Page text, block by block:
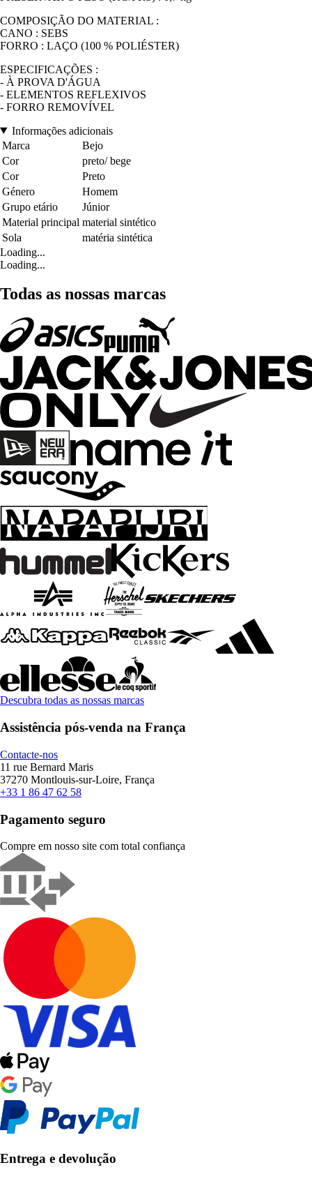
COMPOSIÇÃO DO MATERIAL :
CANO : SEBS
FORRO : LAÇO (100 % POLIÉSTER)
ESPECIFICAÇÕES :
- À PROVA D'ÁGUA
- ELEMENTOS REFLEXIVOS
- FORRO REMOVÍVEL
Informações adicionais
Marca
Bejo
Cor
preto/ bege
Cor
Preto
Género
Homem
Grupo etário
Júnior
Material principal material sintético
Sola
matéria sintética
Loading...
Loading...
Todas as nossas marcas
Descubra todas as nossas marcas
Assistência pós-venda na França
Contacte-nos
11 rue Bernard Maris
37270 Montlouis-sur-Loire, França
+33 1 86 47 62 58
Pagamento seguro
Compre em nosso site com total confiança
Entrega e devolução